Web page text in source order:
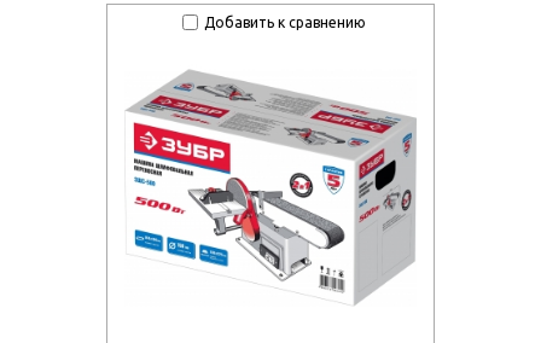
Добавить к сравнению